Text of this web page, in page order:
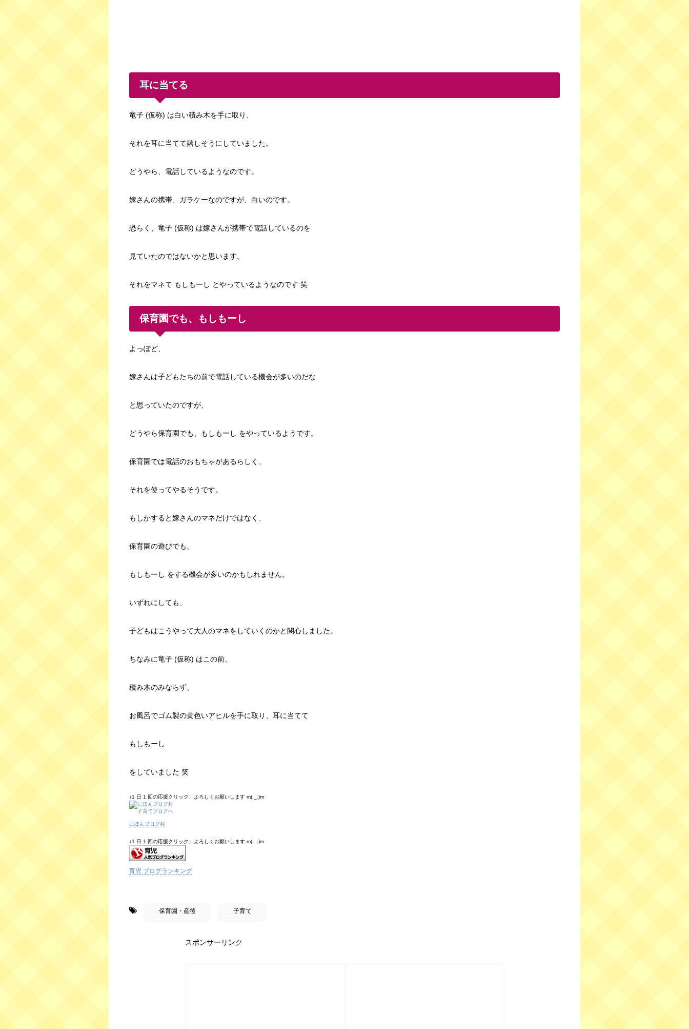
耳に当てる
竜子 (仮称) は白い積み木を手に取り、
それを耳に当てて嬉しそうにしていました。
どうやら、電話しているようなのです。
嫁さんの携帯、ガラケーなのですが、白いのです。
恐らく、竜子 (仮称) は嫁さんが携帯で電話しているのを
見ていたのではないかと思います。
それをマネて もしもーし とやっているようなのです 笑
保育園でも、もしもーし
よっぽど、
嫁さんは子どもたちの前で電話している機会が多いのだな
と思っていたのですが、
どうやら保育園でも、もしもーし をやっているようです。
保育園では電話のおもちゃがあるらしく、
それを使ってやるそうです。
もしかすると嫁さんのマネだけではなく、
保育園の遊びでも、
もしもーし をする機会が多いのかもしれません。
いずれにしても、
子どもはこうやって大人のマネをしていくのかと関心しました。
ちなみに竜子 (仮称) はこの前、
積み木のみならず、
お風呂でゴム製の黄色いアヒルを手に取り、耳に当てて
もしもーし
をしていました 笑
↓1 日 1 回の応援クリック、よろしくお願いします m(._.)m
にほんブログ村
↓1 日 1 回の応援クリック、よろしくお願いします m(._.)m
育児 ブログランキング
保育園・産後 子育て
スポンサーリンク